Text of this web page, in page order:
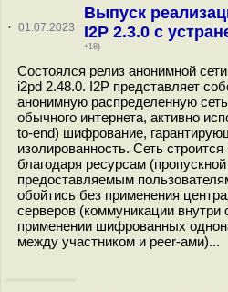
· 01.07.2023
Выпуск
I2P 2.3.0 с
+18)
Состоялся релиз анонимной
i2pd 2.48.0. I2P представляет
анонимную распределенную
обычного интернета, активно
to-end) шифрование,
изолированность. Сеть
благодаря ресурсам
предоставляемым
обойтись без применения
серверов (коммуникации внутри
применении шифрованных
между участником и peer-ами)...